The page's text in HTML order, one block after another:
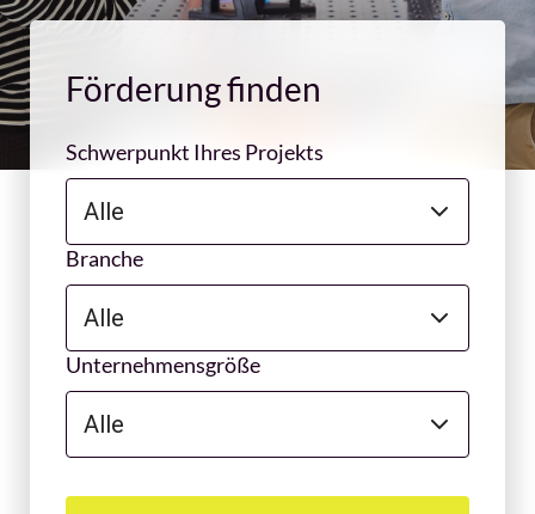
Förderung finden
Schwerpunkt Ihres Projekts
Branche
Unternehmensgröße